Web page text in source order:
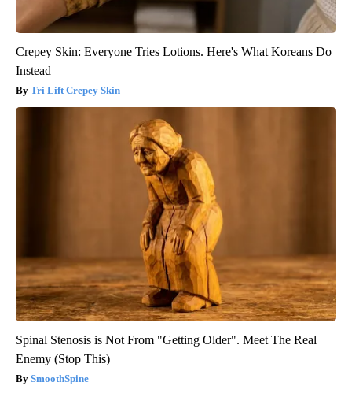
Crepey Skin: Everyone Tries Lotions. Here's What Koreans Do
Instead
Tri Lift Crepey Skin
Spinal Stenosis is Not From "Getting Older". Meet The Real
Enemy (Stop This)
SmoothSpine